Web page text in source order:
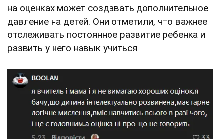
на оценках может создавать дополнительное
давление на детей. Они отметили, что важнее
отслеживать постоянное развитие ребенка и
развить у него навык учиться.